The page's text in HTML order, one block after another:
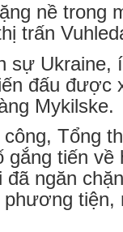
nề trong
trấn
sự Ukraine,
đấu được
Mykilske.
Tổng
gắng tiến
ngăn